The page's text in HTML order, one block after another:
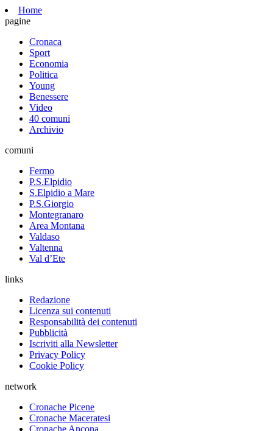
Home
pagine
Cronaca
Sport
Economia
Politica
Young
Benessere
Video
40 comuni
Archivio
comuni
Fermo
P.S.Elpidio
S.Elpidio a Mare
P.S.Giorgio
Montegranaro
Area Montana
Valdaso
Valtenna
Val d’Ete
links
Redazione
Licenza sui contenuti
Responsabilità dei contenuti
Pubblicità
Iscriviti alla Newsletter
Privacy Policy
Cookie Policy
network
Cronache Picene
Cronache Maceratesi
Cronache Ancona